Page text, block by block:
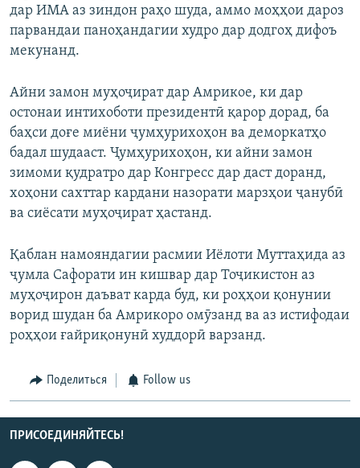
дар ИМА аз зиндон раҳо шуда, аммо моҳҳои дароз
парвандаи паноҳандагии худро дар додгоҳ дифоъ
мекунанд.
Айни замон муҳоҷират дар Амрикое, ки дар
остонаи интихоботи президентӣ қарор дорад, ба
баҳси доғе миёни ҷумҳурихоҳон ва деморкатҳо
бадал шудааст. Ҷумҳурихоҳон, ки айни замон
зимоми қудратро дар Конгресс дар даст доранд,
хоҳони сахттар кардани назорати марзҳои ҷанубӣ
ва сиёсати муҳоҷират ҳастанд.
Қаблан намояндагии расмии Иёлоти Муттаҳида аз
ҷумла Сафорати ин кишвар дар Тоҷикистон аз
муҳоҷирон даъват карда буд, ки роҳҳои қонунии
ворид шудан ба Амрикоро омӯзанд ва аз истифодаи
роҳҳои ғайриқонунӣ худдорӣ варзанд.
Поделиться Follow us
ПРИСОЕДИНЯЙТЕСЬ!